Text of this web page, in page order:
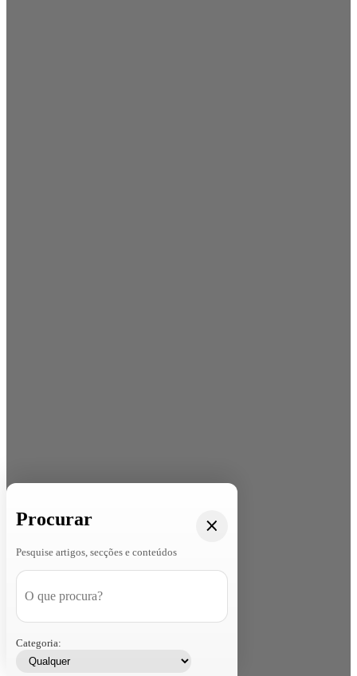
Procurar
Pesquise artigos, secções e conteúdos
Categoria: